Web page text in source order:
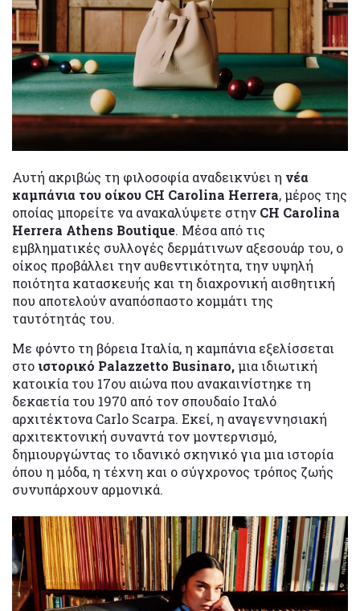
Αυτή ακριβώς τη φιλοσοφία αναδεικνύει η νέα
καμπάνια του οίκου CH Carolina Herrera, μέρος της
οποίας μπορείτε να ανακαλύψετε στην CH Carolina
Herrera Athens Boutique. Μέσα από τις
εμβληματικές συλλογές δερμάτινων αξεσουάρ του, ο
οίκος προβάλλει την αυθεντικότητα, την υψηλή
ποιότητα κατασκευής και τη διαχρονική αισθητική
που αποτελούν αναπόσπαστο κομμάτι της
ταυτότητάς του.
Με φόντο τη βόρεια Ιταλία, η καμπάνια εξελίσσεται
στοιστορικό Palazzetto Businaro,μια ιδιωτική
κατοικία του 17ου αιώνα που ανακαινίστηκε τη
δεκαετία του 1970 από τον σπουδαίο Ιταλό
αρχιτέκτονα Carlo Scarpa. Εκεί, η αναγεννησιακή
αρχιτεκτονική συναντά τον μοντερνισμό,
δημιουργώντας το ιδανικό σκηνικό για μια ιστορία
όπου η μόδα, η τέχνη και ο σύγχρονος τρόπος ζωής
συνυπάρχουν αρμονικά.